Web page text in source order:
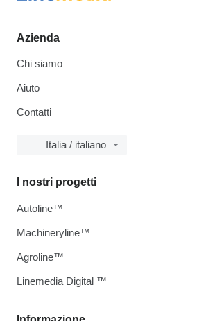
Azienda
Chi siamo
Aiuto
Contatti
Italia / italiano
I nostri progetti
Autoline™
Machineryline™
Agroline™
Linemedia Digital ™